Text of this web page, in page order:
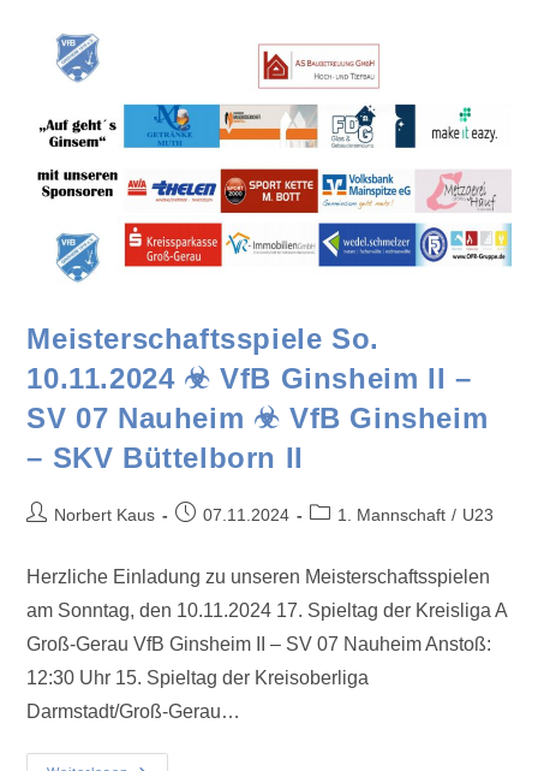
Meisterschaftsspiele So.
10.11.2024 ☣ VfB Ginsheim II –
SV 07 Nauheim ☣ VfB Ginsheim
– SKV Büttelborn II
Norbert Kaus 07.11.2024 1. Mannschaft / U23
Herzliche Einladung zu unseren Meisterschaftsspielen
am Sonntag, den 10.11.2024 17. Spieltag der Kreisliga A
Groß-Gerau VfB Ginsheim II – SV 07 Nauheim Anstoß:
12:30 Uhr 15. Spieltag der Kreisoberliga
Darmstadt/Groß-Gerau…